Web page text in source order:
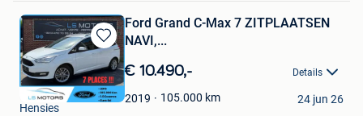
Bewaren
in
Mijn
Favorieten
Ford Grand C-Max 7 ZITPLAATSEN
NAVI,...
€ 10.490,- Details
2019 105.000 km
LS Motors
Hensies
24 jun 26